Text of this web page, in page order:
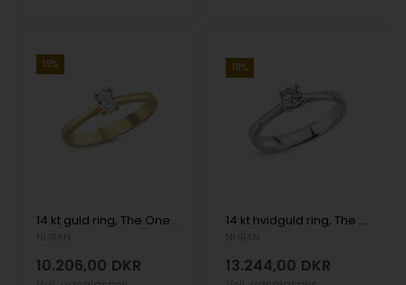
19%
14 kt guld ring, The One Oval serien fra Nuran med ialt 0,23 ct Diamant
10.206,00 DKR
19%
14 kt hvidguld ring, The One serien fra Nuran med ialt 0,28 ct Diamant
13.244,00 DKR